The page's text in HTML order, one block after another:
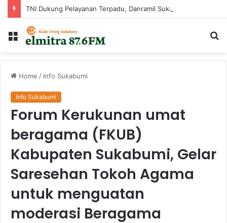
Menu
Home / Info Sukabumi
Info Sukabumi
Forum Kerukunan umat
beragama (FKUB)
Kabupaten Sukabumi, Gelar
Saresehan Tokoh Agama
untuk menguatan
moderasi Beragama